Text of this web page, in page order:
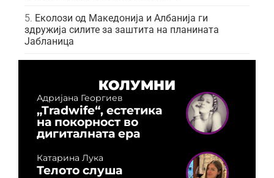
Еколози од Македонија и Албанија ги
здружија силите за заштита на планината
Јабланица
КОЛУМНИ
Адријана Георгиев
„Tradwife“, естетика
на покорност во
дигиталната ера
Катарина Лука
Телото слуша